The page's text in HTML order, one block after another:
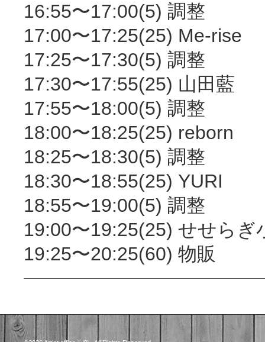
16:55〜17:00(5) 調整
17:00〜17:25(25) Me-rise
17:25〜17:30(5) 調整
17:30〜17:55(25) 山田藍
17:55〜18:00(5) 調整
18:00〜18:25(25) reborn
18:25〜18:30(5) 調整
18:30〜18:55(25) YURI
18:55〜19:00(5) 調整
19:00〜19:25(25) せせらぎ
19:25〜20:25(60) 物販